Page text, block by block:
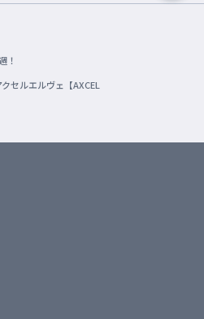
！
セルエルヴェ【AXCEL